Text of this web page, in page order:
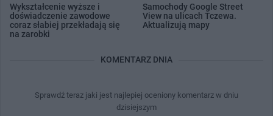
Wykształcenie wyższe i
doświadczenie zawodowe
coraz słabiej przekładają się
na zarobki
Samochody Google Street
View na ulicach Tczewa.
Aktualizują mapy
KOMENTARZ DNIA
Sprawdź teraz jaki jest najlepiej oceniony komentarz w dniu
dzisiejszym